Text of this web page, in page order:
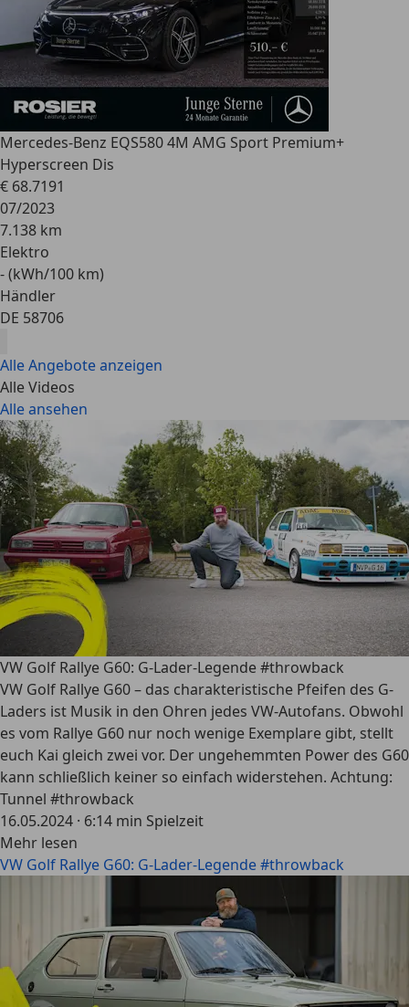
Mercedes-Benz EQS580 4M AMG Sport Premium+
Hyperscreen Dis
€ 68.7191
07/2023
7.138 km
Elektro
- (kWh/100 km)
Händler
DE 58706
Alle Angebote anzeigen
Alle Videos
Alle ansehen
VW Golf Rallye G60: G-Lader-Legende #throwback
VW Golf Rallye G60 – das charakteristische Pfeifen des G-
Laders ist Musik in den Ohren jedes VW-Autofans. Obwohl
es vom Rallye G60 nur noch wenige Exemplare gibt, stellt
euch Kai gleich zwei vor. Der ungehemmten Power des G60
kann schließlich keiner so einfach widerstehen. Achtung:
Tunnel #throwback
16.05.2024 · 6:14 min Spielzeit
Mehr lesen
VW Golf Rallye G60: G-Lader-Legende #throwback